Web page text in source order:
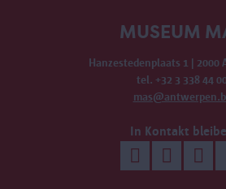
MUSEUM
Hanzestedenplaats 1 | 2000
tel. +32 3 338 44 00
In Kontakt